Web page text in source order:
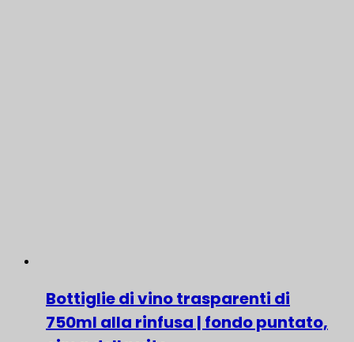
Bottiglie di vino trasparenti di
750ml alla rinfusa | fondo puntato,